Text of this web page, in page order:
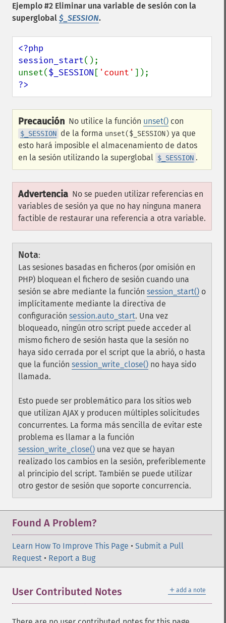
Ejemplo #2 Eliminar una variable de sesión con la
superglobal $_SESSION.
<?php
session_start();
unset($_SESSION [ 'count'
?>
Precaución No utilice la función unset() con
$_SESSION de la forma unset($_SESSION) ya que
esto hará imposible el almacenamiento de datos
en la sesión utilizando la superglobal $_SESSION .
Advertencia No se pueden utilizar referencias en
variables de sesión ya que no hay ninguna manera
factible de restaurar una referencia a otra variable.
Nota:
Las sesiones basadas en ficheros (por omisión en
PHP) bloquean el fichero de sesión cuando una
sesión se abre mediante la función session_start() o
implícitamente mediante la directiva de
configuración session.auto_start. Una vez
bloqueado, ningún otro script puede acceder al
mismo fichero de sesión hasta que la sesión no
haya sido cerrada por el script que la abrió, o hasta
que la función session_write_close() no haya sido
llamada.
Esto puede ser problemático para los sitios web
que utilizan AJAX y producen múltiples solicitudes
concurrentes. La forma más sencilla de evitar este
problema es llamar a la función
session_write_close() una vez que se hayan
realizado los cambios en la sesión, preferiblemente
al principio del script. También se puede utilizar
otro gestor de sesión que soporte concurrencia.
Found A Problem?
Learn How To Improve This Page • Submit a Pull
Request • Report a Bug
＋ add a note
User Contributed Notes